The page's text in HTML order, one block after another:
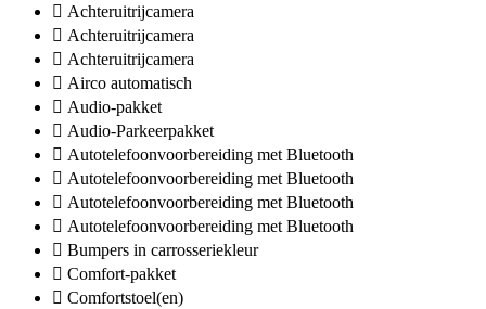
Achteruitrijcamera
Achteruitrijcamera
Achteruitrijcamera
Airco automatisch
Audio-pakket
Audio-Parkeerpakket
Autotelefoonvoorbereiding met Bluetooth
Autotelefoonvoorbereiding met Bluetooth
Autotelefoonvoorbereiding met Bluetooth
Autotelefoonvoorbereiding met Bluetooth
Bumpers in carrosseriekleur
Comfort-pakket
Comfortstoel(en)